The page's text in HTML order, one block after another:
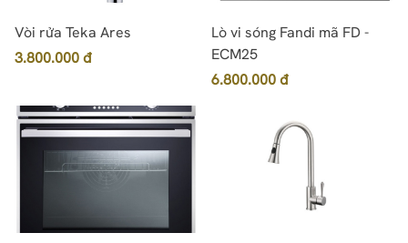
Vòi rửa Teka Ares
3.800.000 đ
Lò vi sóng Fandi mã FD -
ECM25
6.800.000 đ